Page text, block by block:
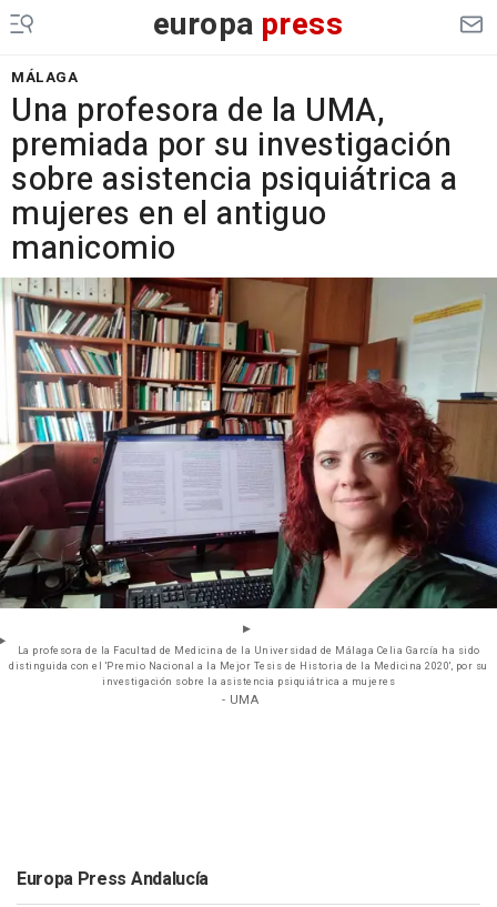
europa press
MÁLAGA
Una profesora de la UMA,
premiada por su investigación
sobre asistencia psiquiátrica a
mujeres en el antiguo
manicomio
La profesora de la Facultad de Medicina de la Universidad de Málaga Celia García ha sido
distinguida con el 'Premio Nacional a la Mejor Tesis de Historia de la Medicina 2020', por su
investigación sobre la asistencia psiquiátrica a mujeres
- UMA
Europa Press Andalucía